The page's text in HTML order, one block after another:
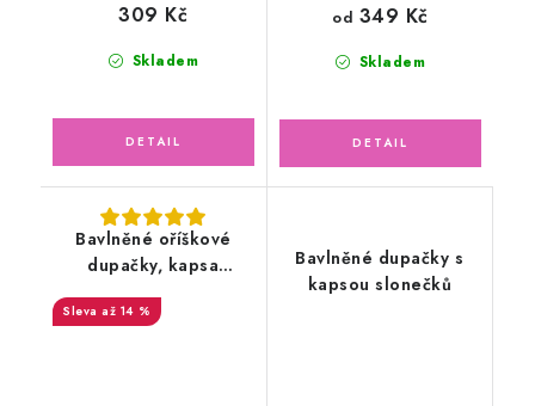
Skladem
309 Kč
Skladem
od 349 Kč
Bavlněné oříškové
dupačky, kapsa
zvířátka v lese
až 14 %
Bavlněné dupačky s
kapsou slonečků